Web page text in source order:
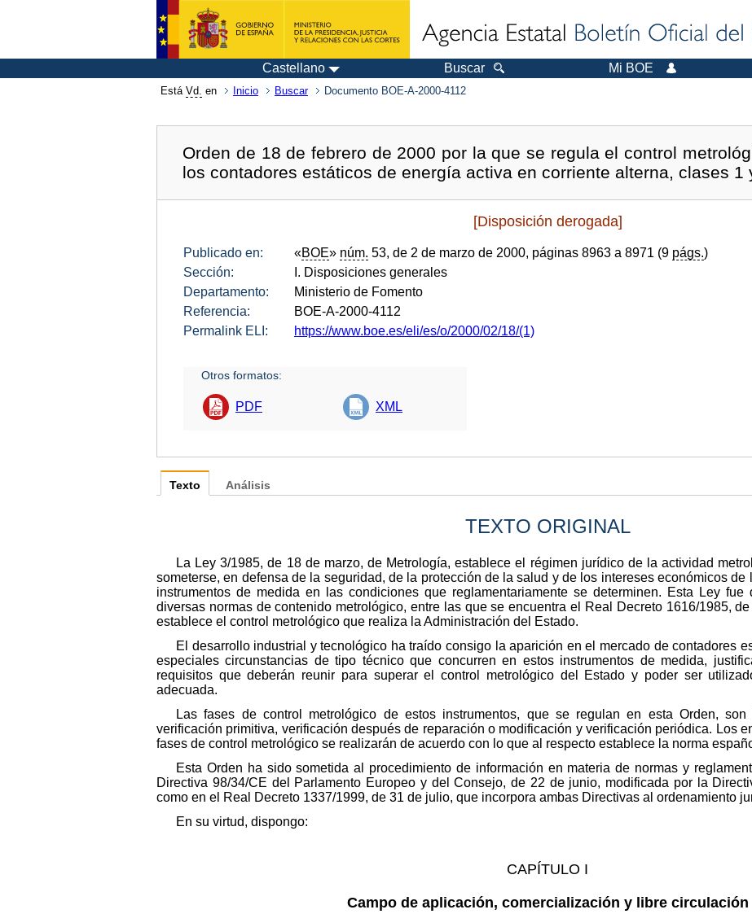
Castellano Buscar Mi BOE
Está Vd. en Inicio Buscar Documento BOE-A-2000-4112
Orden de 18 de febrero de 2000 por la que se regula el control
los contadores estáticos de energía activa en corriente alterna, clases 1
[Disposición derogada]
Publicado en: «BOE» núm. 53, de 2 de marzo de 2000, páginas 8963 a 8971 (9 págs.)
Sección:
I. Disposiciones generales
Departamento:
Ministerio de Fomento
Referencia:
BOE-A-2000-4112
Permalink ELI:
https://www.boe.es/eli/es/o/2000/02/18/(1)
Otros formatos:
PDF XML
Texto
TEXTO ORIGINAL
La Ley 3/1985, de 18 de marzo, de Metrología, establece el régimen jurídico de la actividad
someterse, en defensa de la seguridad, de la protección de la salud y de los intereses económicos
instrumentos de medida en las condiciones que reglamentariamente se determinen. Esta Ley fue
diversas normas de contenido metrológico, entre las que se encuentra el Real Decreto 1616/1985,
establece el control metrológico que realiza la Administración del Estado.
El desarrollo industrial y tecnológico ha traído consigo la aparición en el mercado de contadores
especiales circunstancias de tipo técnico que concurren en estos instrumentos de medida,
requisitos que deberán reunir para superar el control metrológico del Estado y poder ser
adecuada.
Las fases de control metrológico de estos instrumentos, que se regulan en esta Orden,
verificación primitiva, verificación después de reparación o modificación y verificación periódica. Los
fases de control metrológico se realizarán de acuerdo con lo que al respecto establece la norma
Esta Orden ha sido sometida al procedimiento de información en materia de normas y
Directiva 98/34/CE del Parlamento Europeo y del Consejo, de 22 de junio, modificada por la
como en el Real Decreto 1337/1999, de 31 de julio, que incorpora ambas Directivas al ordenamiento
En su virtud, dispongo:
CAPÍTULO I
Campo de aplicación, comercialización y libre circulación
Análisis